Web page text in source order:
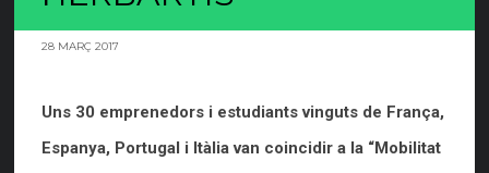
28 MARÇ 2017
Uns 30 emprenedors i estudiants vinguts de França,
Espanya, Portugal i Itàlia van coincidir a la “Mobilitat